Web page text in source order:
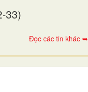
33)
Đọc các tin khác ➥